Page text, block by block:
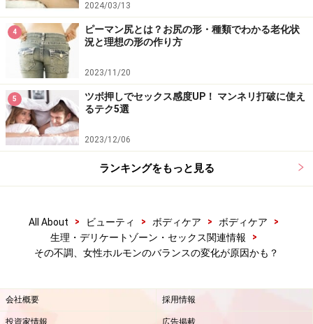
2024/03/13
4
ピーマン尻とは？お尻の形・種類でわかる老化状
況と理想の形の作り方
2023/11/20
5
ツボ押しでセックス感度UP！ マンネリ打破に使え
るテク5選
2023/12/06
ランキングをもっと見る
All About > ビューティ > ボディケア > ボディケア
>
生理・デリケートゾーン・セックス関連情報
>
その不調、女性ホルモンのバランスの変化が原因かも？
会社概要 採用情報
投資家情報 広告掲載